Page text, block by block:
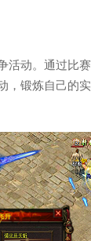
活动。通过比
，锻炼自己的